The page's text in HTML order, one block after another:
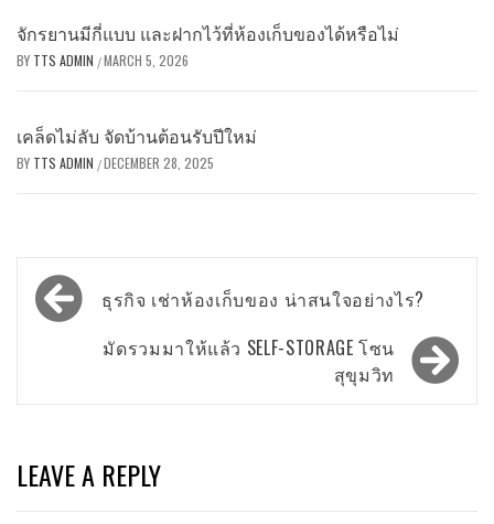
จักรยานมีกี่แบบ และฝากไว้ที่ห้องเก็บของได้หรือไม่
BY TTS ADMIN /MARCH 5, 2026
เคล็ดไม่ลับ จัดบ้านต้อนรับปีใหม่
BY TTS ADMIN /DECEMBER 28, 2025
Post
navigationธุรกิจ เช่าห้องเก็บของ น่าสนใจอย่างไร?
มัดรวมมาให้แล้ว SELF-STORAGE โซน
สุขุมวิท
LEAVE A REPLY